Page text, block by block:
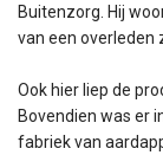
Buitenzorg. Hij
van een overleden
Ook hier liep de
Bovendien was er
fabriek van